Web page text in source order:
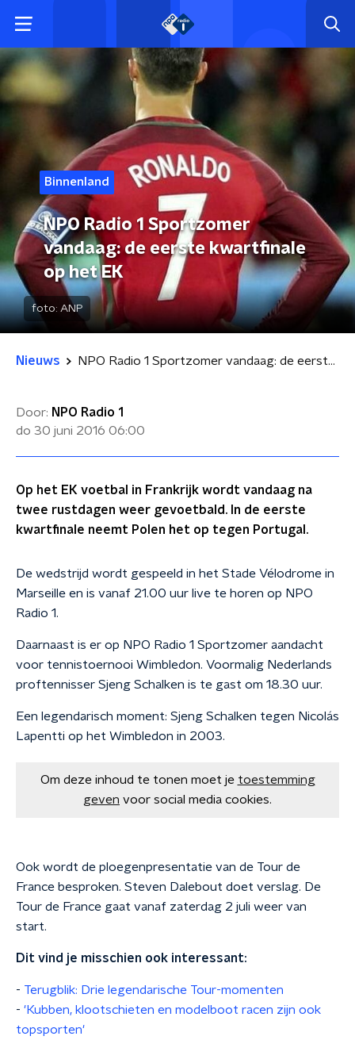
Binnenland
NPO Radio 1 Sportzomer
vandaag: de eerste kwartfinale
op het EK
foto: ANP
Nieuws NPO Radio 1 Sportzomer vandaag: de eerste kwartfinale op het EK
Door: NPO Radio 1
do 30 juni 2016 06:00
Op het EK voetbal in Frankrijk wordt vandaag na
twee rustdagen weer gevoetbald. In de eerste
kwartfinale neemt Polen het op tegen Portugal.
De wedstrijd wordt gespeeld in het Stade Vélodrome in
Marseille en is vanaf 21.00 uur live te horen op NPO
Radio 1.
Daarnaast is er op NPO Radio 1 Sportzomer aandacht
voor tennistoernooi Wimbledon. Voormalig Nederlands
proftennisser Sjeng Schalken is te gast om 18.30 uur.
Een legendarisch moment: Sjeng Schalken tegen Nicolás
Lapentti op het Wimbledon in 2003.
Om deze inhoud te tonen moet je toestemming
geven voor social media cookies.
Ook wordt de ploegenpresentatie van de Tour de
France besproken. Steven Dalebout doet verslag. De
Tour de France gaat vanaf zaterdag 2 juli weer van
start.
Dit vind je misschien ook interessant:
- Terugblik: Drie legendarische Tour-momenten
- 'Kubben, klootschieten en modelboot racen zijn ook
topsporten'